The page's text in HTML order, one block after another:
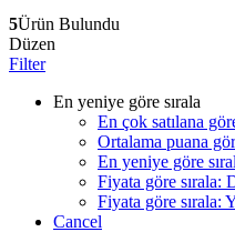
5Ürün Bulundu
Düzen
Filter
En yeniye göre sırala
En çok satılana
Ortalama puana
En yeniye göre
Fiyata göre sırala:
Fiyata göre sırala:
Cancel